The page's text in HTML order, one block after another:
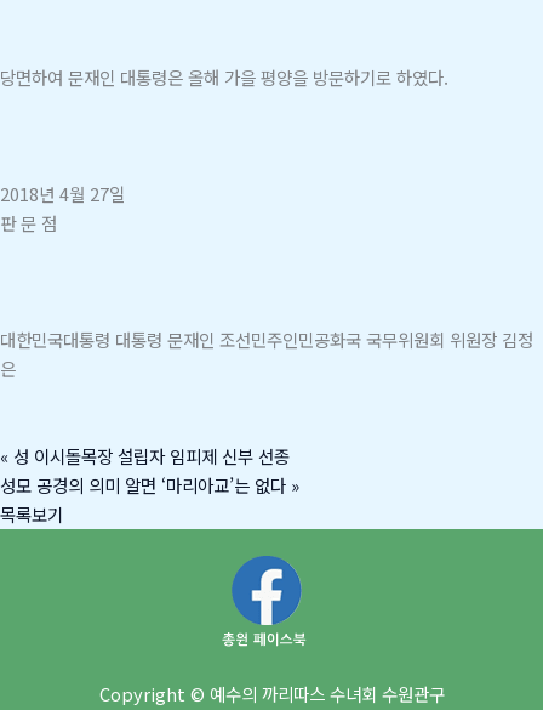
당면하여 문재인 대통령은 올해 가을 평양을 방문하기로 하였다.
2018년 4월 27일
판 문 점
대한민국대통령 대통령 문재인 조선민주인민공화국 국무위원회 위원장 김정
은
« 성 이시돌목장 설립자 임피제 신부 선종
성모 공경의 의미 알면 ‘마리아교’는 없다 »
목록보기
Copyright © 예수의 까리따스 수녀회 수원관구